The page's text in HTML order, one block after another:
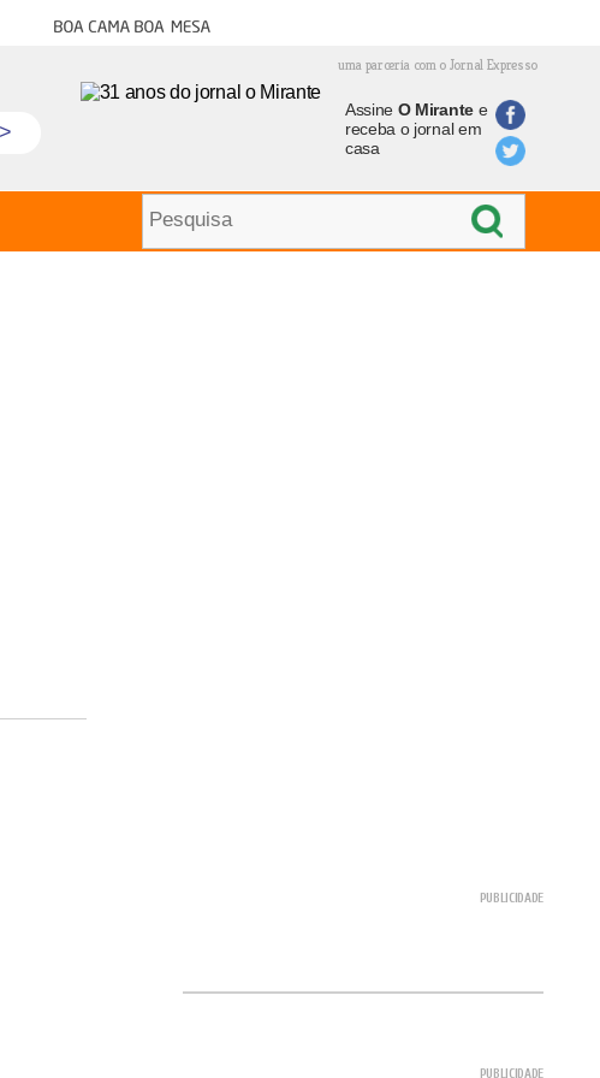
Boa cama boa mesa
uma parceria com o Jornal Expresso
>
Assine O Mirantee
receba o jornal em
casa